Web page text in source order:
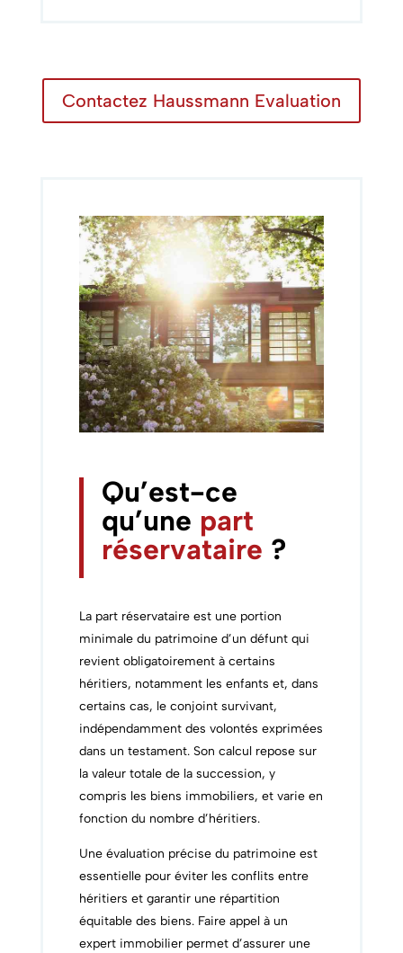
Contactez Haussmann Evaluation
Qu’est-ce
qu’une part
réservataire ?
La part réservataire est une portion
minimale du patrimoine d’un défunt qui
revient obligatoirement à certains
héritiers, notamment les enfants et, dans
certains cas, le conjoint survivant,
indépendamment des volontés exprimées
dans un testament. Son calcul repose sur
la valeur totale de la succession, y
compris les biens immobiliers, et varie en
fonction du nombre d’héritiers.
Une évaluation précise du patrimoine est
essentielle pour éviter les conflits entre
héritiers et garantir une répartition
équitable des biens. Faire appel à un
expert immobilier permet d’assurer une